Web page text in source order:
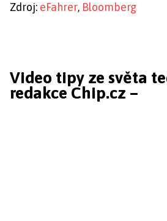
Zdroj: eFahrer, Bloomberg
Video tipy ze světa
redakce Chip.cz –